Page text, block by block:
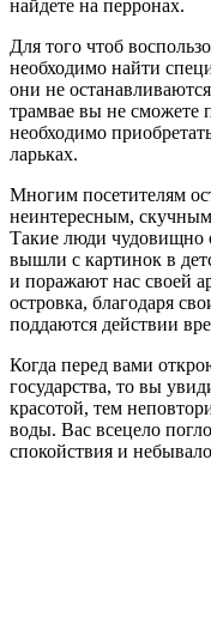
найдете на перронах.
Для того чтоб
необходимо найти
они не
трамвае вы не сможете
необходимо
ларьках.
Многим посетителям
неинтересным,
Такие люди чудовищно
вышли с картинок в
и поражают нас своей
островка, благодаря
поддаются действии
Когда перед вами
государства, то вы
красотой, тем
воды. Вас всецело
спокойствия и